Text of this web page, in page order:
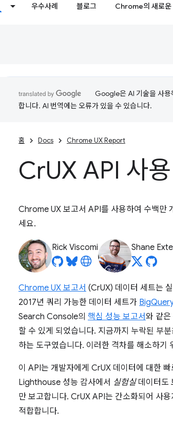
우수사례 블로그 Chrome의 새로운
Google은 AI 기술을 사용
합니다. AI 번역에는 오류가 있을 수 있습니다.
홈 Docs Chrome UX Report
CrUX API 사
Chrome UX 보고서 API를 사용하여 수백만
세요.
Rick Viscomi Shane
Chrome UX 보고서 (CrUX) 데이터 세트는
2017년 쿼리 가능한 데이터 세트가
Search Console의 핵심 성능 보고서와 같은
할 수 있게 되었습니다. 지금까지 누락된 부
하는 도구였습니다. 이러한 격차를 해소하기
이 API는 개발자에게 CrUX 데이터에 대한
Lighthouse 성능 감사에서 실험실데이터도
만 보고합니다. CrUX API는 간소화되어 사
적합합니다.